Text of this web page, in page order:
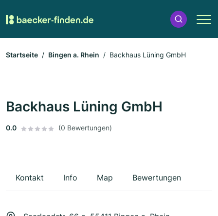
Startseite Bingen a. Rhein Backhaus Lüning GmbH
Backhaus Lüning GmbH
0.0 (0 Bewertungen)
Kontakt Info Map Bewertungen